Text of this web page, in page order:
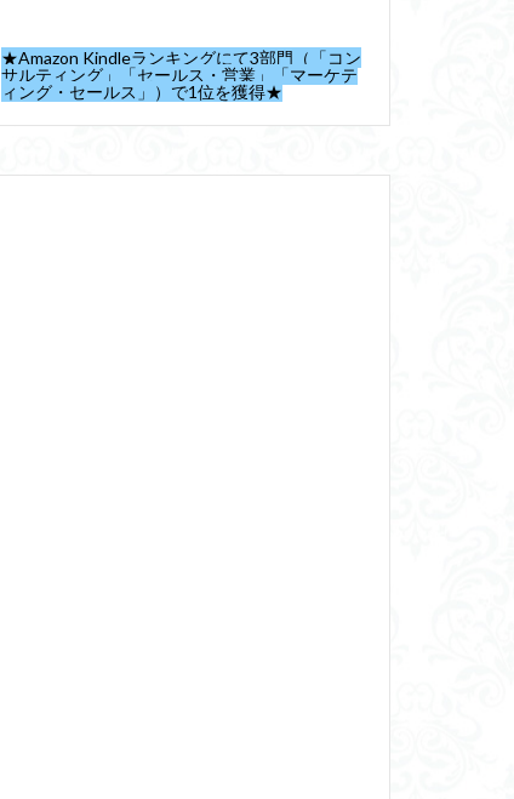
★Amazon Kindleランキングにて3部門（「コン
サルティング」「セールス・営業」「マーケテ
ィング・セールス」）で1位を獲得★